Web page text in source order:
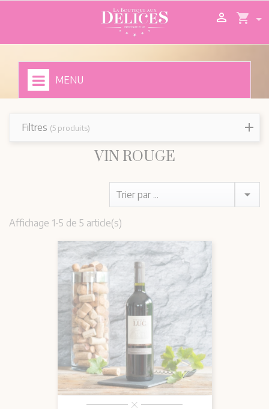
shopping_cart

MENU
Filtres (5 produits)
VIN ROUGE

Trier par ...
Affichage 1-5 de 5 article(s)